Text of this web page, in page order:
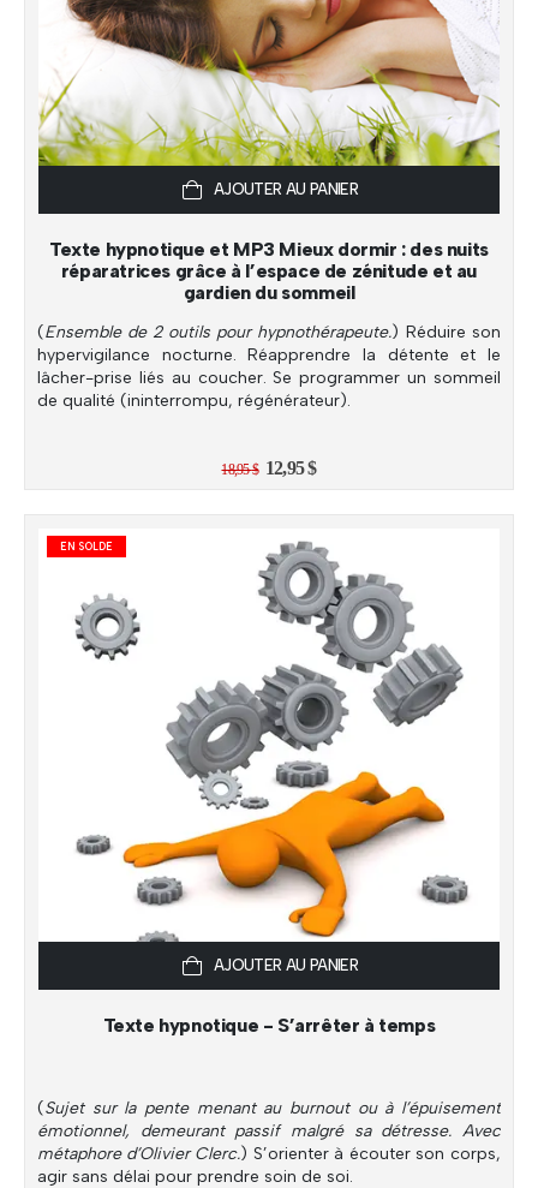
AJOUTER AU PANIER
Texte hypnotique et MP3 Mieux dormir : des nuits
réparatrices grâce à l’espace de zénitude et au
gardien du sommeil
(Ensemble de 2 outils pour hypnothérapeute.) Réduire son
hypervigilance nocturne. Réapprendre la détente et le
lâcher-prise liés au coucher. Se programmer un sommeil
de qualité (ininterrompu, régénérateur).
18,95$ Le
était :
18,95 $.
12,95$Le
est :
EN SOLDE
AJOUTER AU PANIER
Texte hypnotique - S’arrêter à temps
(Sujet sur la pente menant au burnout ou à l’épuisement
émotionnel, demeurant passif malgré sa détresse. Avec
métaphore d’Olivier Clerc.) S’orienter à écouter son corps,
agir sans délai pour prendre soin de soi.